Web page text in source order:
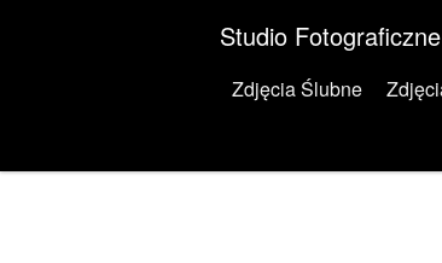
Studio Fotograficzne
Menu
Skip to content
Zdjęcia Ślubne